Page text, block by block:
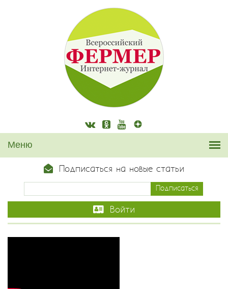
Подписаться на новые статьи
Войти